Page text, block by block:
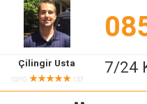
Çilingir Usta
10/10 ★★★★★ 157
7/24